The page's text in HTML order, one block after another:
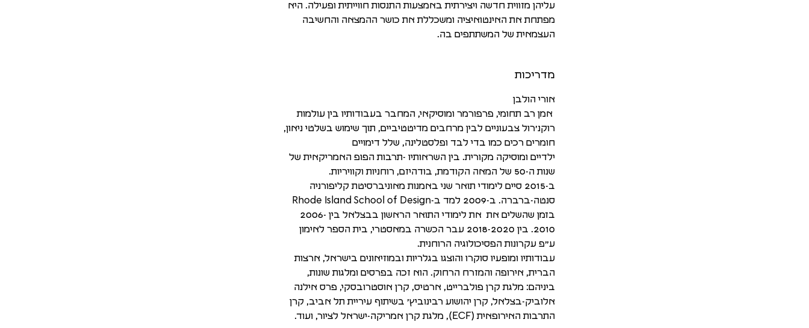
עליהן מזווית חדשה ויצירתית באמצעות התנסות חווייתית ופעילה. היא
מפתחת את האינטואיציה ומשכללת את כושר ההמצאה והחשיבה
העצמאית של המשתתפים בה.
מדריכות
אורי הולבן
אמן רב תחומי, פרפורמר ומוסיקאי, המחבר בעבודותיו בין עולמות
רוקנ׳רול צבעוניים לבין מרחבים מדיטטיביים, תוך שימוש בשלטי ניאון,
חומרים רכים כמו בדי לבד ופלסטלינה, שלל דימויים
ילדיים ומוסיקה מקורית. בין השראותיו -תרבות הפופ האמריקאית של
שנות ה-50 של המאה הקודמת, בודהיזם, רוחניות וקוויריות.
ב-2015 סיים לימודי תואר שני באמנות מאוניברסיטת קליפורניה
סנטה-ברברה. ב-2009 למד ב-Rhode Island School of Design
בזמן שהשלים את את לימודי התואר הראשון בבצלאל בין 2006-
2010. בין 2018-2020 עבר הכשרה במאסטרי, בית הספר לאימון
ע״פ עקרונות הפסיכולוגיה הרוחנית.
עבודותיו ומופעיו סוקרו והוצגו בגלריות ובמוזיאונים בישראל, ארצות
הברית, אירופה והמזרח הרחוק. הוא זכה בפרסים ומלגות שונות,
ביניהם: מלגת קרן פולברייט, ארטיס, קרן אוסטרובסקי, פרס אילנה
אלוביק-בצלאל, קרן יהושוע רבינוביץ׳ בשיתוף עיריית תל אביב, קרן
התרבות האירופאית (ECF), מלגת קרן אמריקה-ישראל לציור, ועוד.